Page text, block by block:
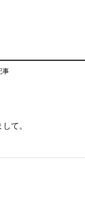
事
て。